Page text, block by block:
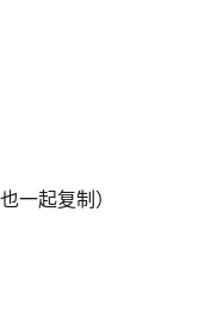
一起复制）